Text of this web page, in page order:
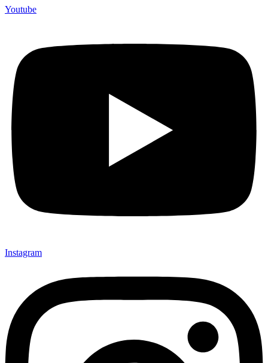
Youtube
Instagram